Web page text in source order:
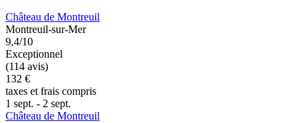
Château de Montreuil
Montreuil-sur-Mer
9,4/10
Exceptionnel
(114 avis)
132 €
taxes et frais compris
1 sept. - 2 sept.
Château de Montreuil